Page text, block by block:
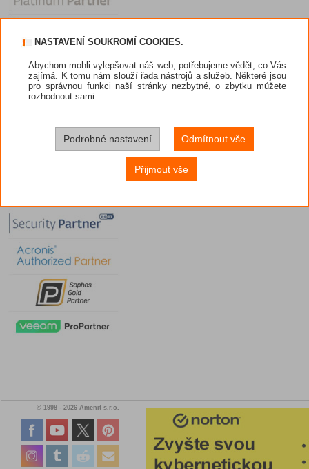
© 1998 - 2026 Amenit s.r.o.
NASTAVENÍ SOUKROMÍ COOKIES.
Abychom mohli vylepšovat náš web, potřebujeme vědět, co Vás
zajímá. K tomu nám slouží řada nástrojů a služeb. Některé jsou
pro správnou funkci naší stránky nezbytné, o zbytku můžete
rozhodnout sami.
Podrobné nastavení Odmítnout vše
Přijmout vše